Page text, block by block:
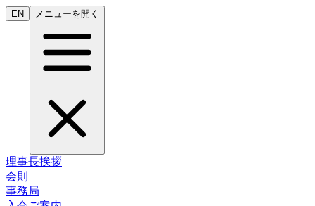
EN メニューを開く
理事長挨拶
会則
事務局